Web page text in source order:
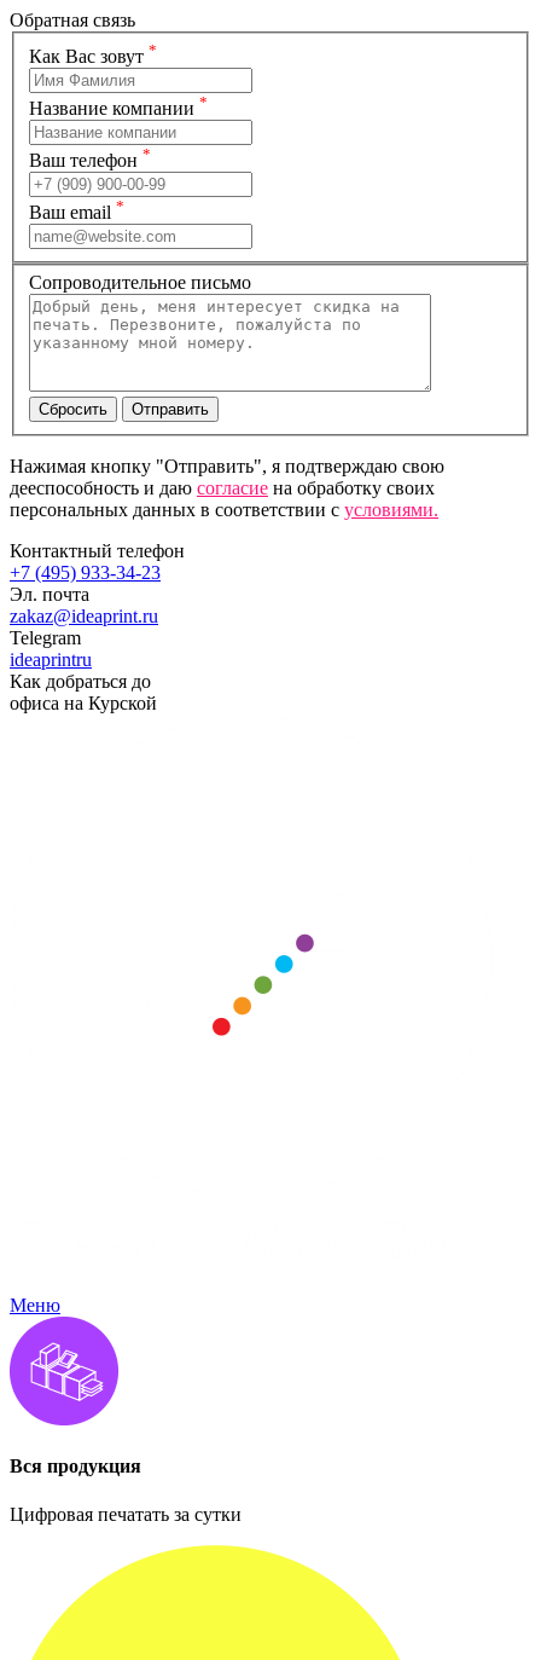
Обратная связь
Как Вас зовут *
Название компании *
Ваш телефон *
Ваш email *
Сопроводительное письмо
Нажимая кнопку "Отправить", я подтверждаю свою
дееспособность и даю согласие на обработку своих
персональных данных в соответствии с условиями.
Контактный телефон
+7 (495) 933-34-23
Эл. почта
zakaz@ideaprint.ru
Telegram
ideaprintru
Как добраться до
офиса на Курской
Меню
Вся продукция
Цифровая печатать за сутки